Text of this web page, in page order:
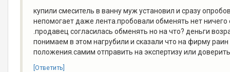
купили смеситель в ванну муж установил и сразу
непомогает даже лента.пробовали обменять нет
.продавец согласилась обменять но на что? деньги
понимаем в этом нагрубили и сказали что на фирму
положения.самим отправить на экспертизу или
[Ответить]